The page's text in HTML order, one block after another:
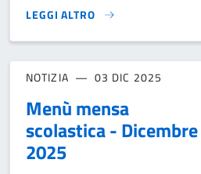
LEGGI ALTRO
MENÙ MENSA SCOLASTICA -
NOTIZIA 03 DIC 2025
Menù mensa
scolastica - Dicembre
2025